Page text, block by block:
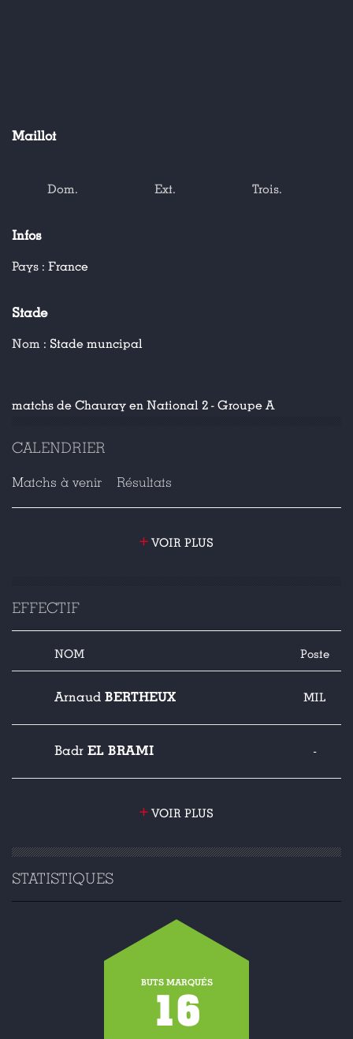
Maillot
Dom. Ext. Trois.
Infos
Pays : France
Stade
Nom : Stade muncipal
matchs de Chauray en National 2 - Groupe A
CALENDRIER
Matchs à venir Résultats
+ VOIR PLUS
EFFECTIF
NOM Poste
Arnaud BERTHEUX MIL
Badr EL BRAMI -
+ VOIR PLUS
STATISTIQUES
BUTS MARQUÉS
16